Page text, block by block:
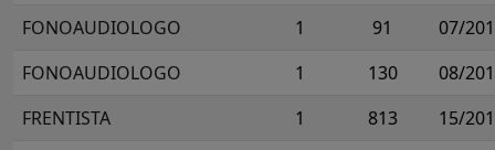
FONOAUDIOLOGO
1 91
07/
FONOAUDIOLOGO
1 130
08/
FRENTISTA
1 813
15/